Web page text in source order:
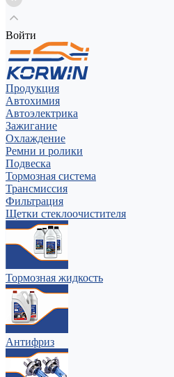
Войти
Продукция
Автохимия
Автоэлектрика
Зажигание
Охлаждение
Ремни и ролики
Подвеска
Тормозная система
Трансмиссия
Фильтрация
Щетки стеклоочистителя
Тормозная жидкость
Антифриз